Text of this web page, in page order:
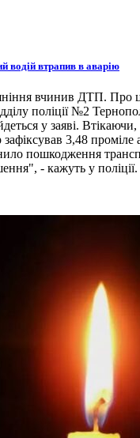
водій втрапив в аварію
вчинив ДТП.
поліції №2
у заяві.
3,48
пошкодження
- кажуть у